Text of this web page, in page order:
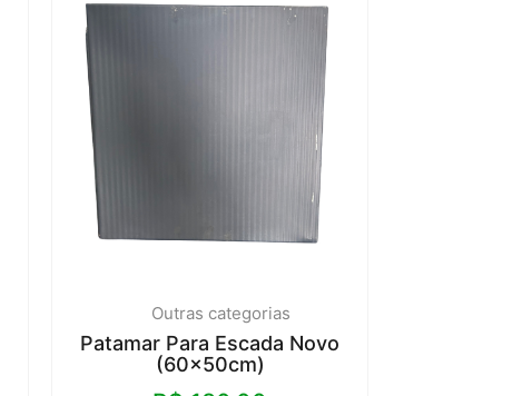
Outras categorias
Patamar Para Escada Novo
(60x50cm)